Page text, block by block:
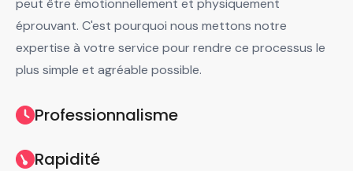
peut être émotionnellement et physiquement
éprouvant. C'est pourquoi nous mettons notre
expertise à votre service pour rendre ce processus le
plus simple et agréable possible.
Professionnalisme
Rapidité